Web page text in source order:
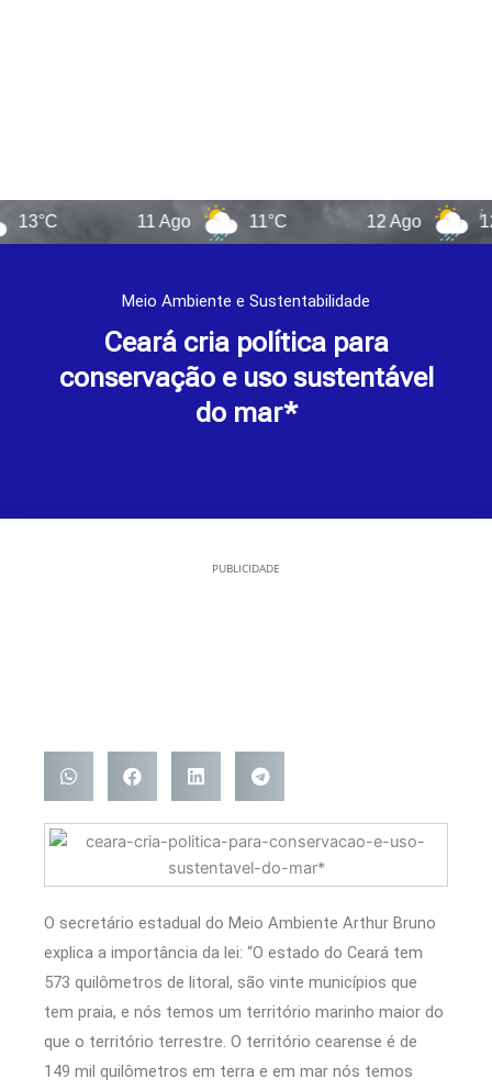
11°C 12°C
Meio Ambiente e Sustentabilidade
Ceará cria política para
conservação e uso sustentável
do mar*
PUBLICIDADE
O secretário estadual do Meio Ambiente Arthur Bruno
explica a importância da lei: “O estado do Ceará tem
573 quilômetros de litoral, são vinte municípios que
tem praia, e nós temos um território marinho maior do
que o território terrestre. O território cearense é de
149 mil quilômetros em terra e em mar nós temos